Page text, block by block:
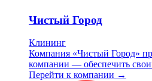
Чистый Город
Клининг
Компания «Чистый Город»
компании — обеспечить
Перейти к компании →